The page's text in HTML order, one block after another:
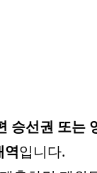
승선권 또는
역입니다.